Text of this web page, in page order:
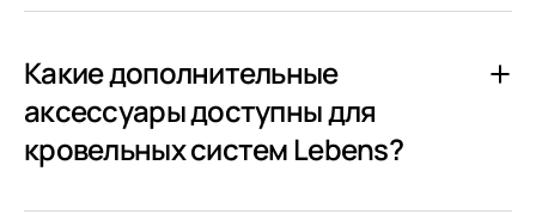
Какие дополнительные
аксессуары доступны для
кровельных систем Lebens?